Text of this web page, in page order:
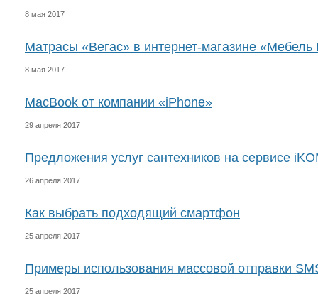
8 мая 2017
Матрасы «Вегас» в интернет-магазине «Мебель
8 мая 2017
MacBook от компании «iPhone»
29 апреля 2017
Предложения услуг сантехников на сервисе
26 апреля 2017
Как выбрать подходящий смартфон
25 апреля 2017
Примеры использования массовой отправки
25 апреля 2017